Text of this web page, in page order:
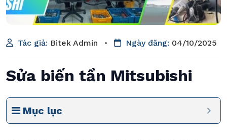
Tác giả: Bitek Admin • Ngày đăng: 04/10/2025
Sửa biến tần Mitsubishi
Mục lục